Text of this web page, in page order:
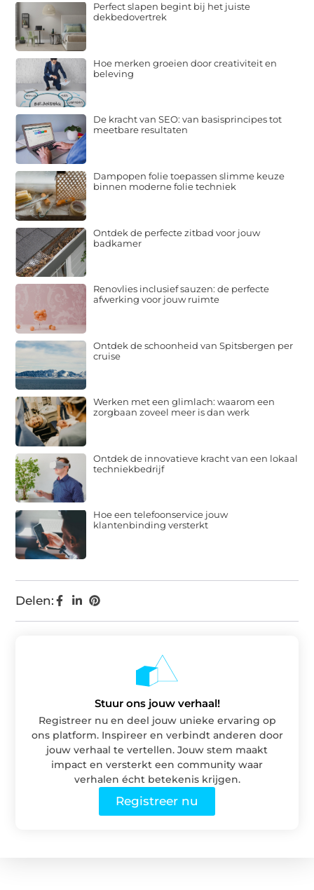
Delen:
Perfect slapen begint bij het juiste
dekbedovertrek
Hoe merken groeien door creativiteit en
beleving
De kracht van SEO: van basisprincipes tot
meetbare resultaten
Dampopen folie toepassen slimme keuze
binnen moderne folie techniek
Ontdek de perfecte zitbad voor jouw
badkamer
Renovlies inclusief sauzen: de perfecte
afwerking voor jouw ruimte
Ontdek de schoonheid van Spitsbergen per
cruise
Werken met een glimlach: waarom een
zorgbaan zoveel meer is dan werk
Ontdek de innovatieve kracht van een lokaal
techniekbedrijf
Hoe een telefoonservice jouw
klantenbinding versterkt
Stuur ons jouw verhaal!
Registreer nu en deel jouw unieke ervaring op
ons platform. Inspireer en verbindt anderen door
jouw verhaal te vertellen. Jouw stem maakt
impact en versterkt een community waar
verhalen écht betekenis krijgen.
Registreer nu